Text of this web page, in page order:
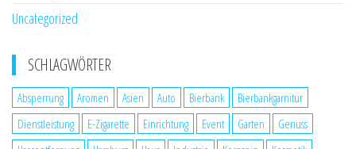
Uncategorized
SCHLAGWÖRTER
Absperrung Aromen Asien Auto Bierbank
Bierbankgarnitur
Dienstleistung
E-Zigarette Einrichtung Event Garten
Genuss